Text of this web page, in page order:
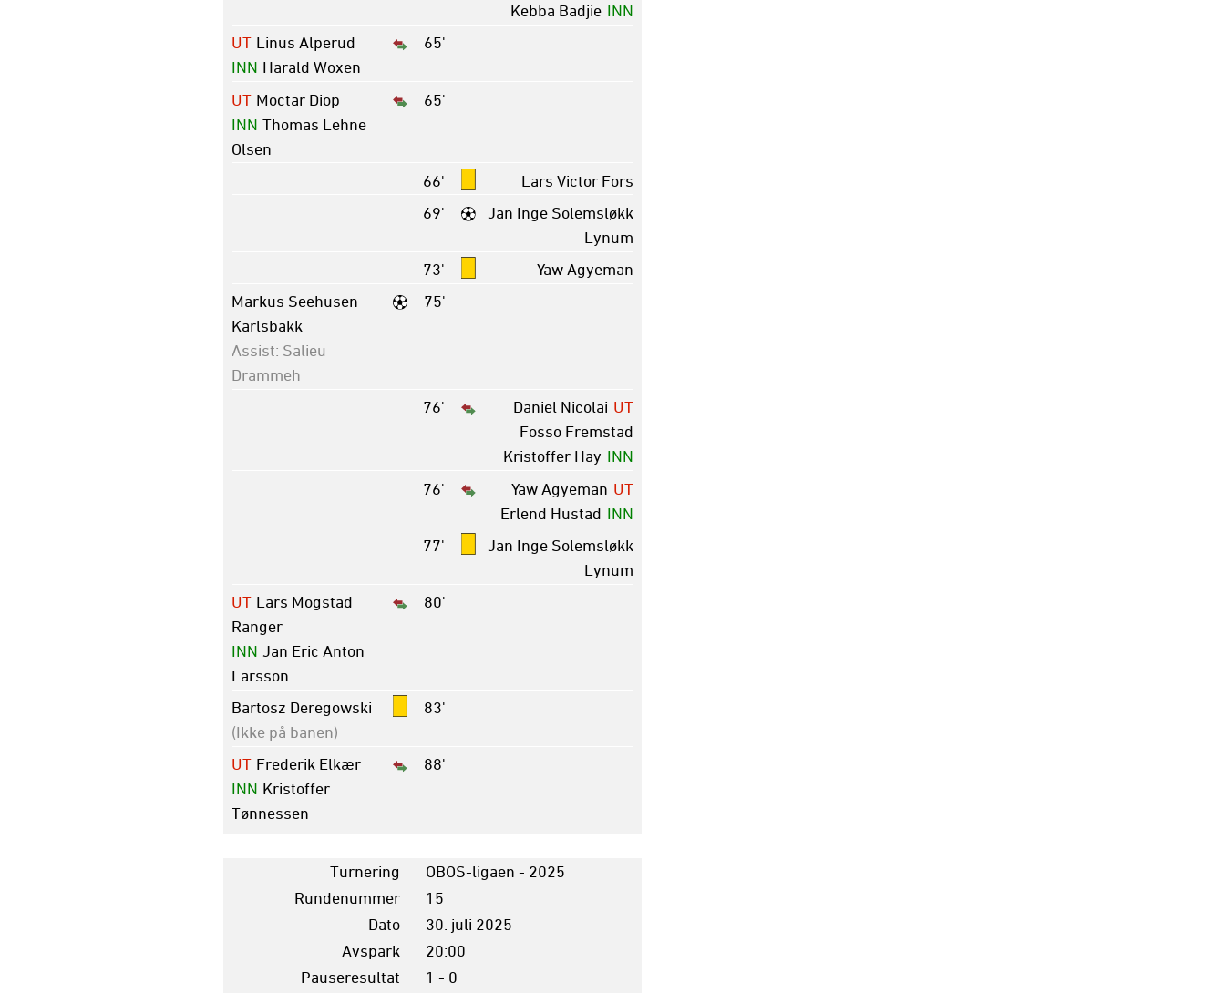
INN
Kebba Badjie
65'
UT Linus Alperud
INN Harald Woxen
65'
UT Moctar Diop
INN Thomas Lehne
Olsen
66'
Lars Victor Fors
69'
Jan Inge Solemsløkk
Lynum
73'
Yaw Agyeman
75'
Markus Seehusen
Karlsbakk
Assist: Salieu
Drammeh
76'
UT
Daniel Nicolai
Fosso Fremstad
INN
Kristoffer Hay
76'
UT
Yaw Agyeman
INN
Erlend Hustad
77'
Jan Inge Solemsløkk
Lynum
80'
UT Lars Mogstad
Ranger
INN Jan Eric Anton
Larsson
83'
Bartosz Deregowski
(Ikke på banen)
88'
UT Frederik Elkær
INN Kristoffer
Tønnessen
Turnering
OBOS-ligaen - 2025
Rundenummer
15
Dato
30. juli 2025
Avspark
20:00
Pauseresultat
1 - 0